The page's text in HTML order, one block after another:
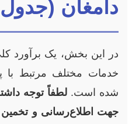
دامغان
در این بخش، یک برآورد
خدمات مختلف مرتبط با
شده است. لطفاً توجه
جهت اطلاع‌رسانی و